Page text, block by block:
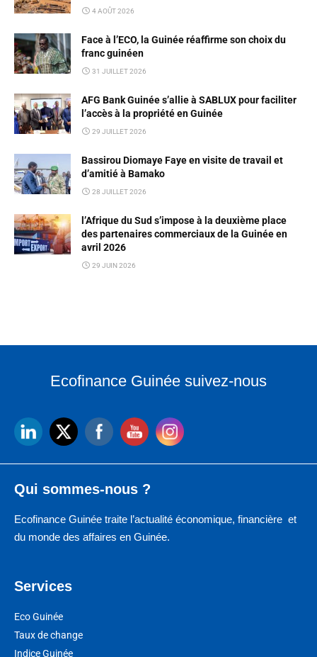
4 AOÛT 2026
Face à l’ECO, la Guinée réaffirme son choix du
franc guinéen
31 JUILLET 2026
AFG Bank Guinée s’allie à SABLUX pour faciliter
l’accès à la propriété en Guinée
29 JUILLET 2026
Bassirou Diomaye Faye en visite de travail et
d’amitié à Bamako
28 JUILLET 2026
l’Afrique du Sud s’impose à la deuxième place
des partenaires commerciaux de la Guinée en
avril 2026
29 JUIN 2026
Ecofinance Guinée suivez-nous
Qui sommes-nous ?
Ecofinance Guinée traite l’actualité économique, financière et
du monde des affaires en Guinée.
Services
Eco Guinée
Taux de change
Indice Guinée